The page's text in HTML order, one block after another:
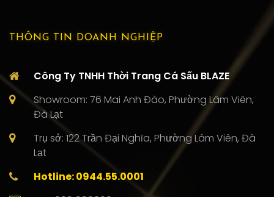
THÔNG TIN DOANH NGHIỆP
Công Ty TNHH Thời Trang Cá Sấu BLAZE
Showroom: 76 Mai Anh Đào, Phường Lâm Viên,
Đà Lạt
Trụ sở: 122 Trần Đại Nghĩa, Phường Lâm Viên, Đà
Lạt
Hotline: 0944.55.0001